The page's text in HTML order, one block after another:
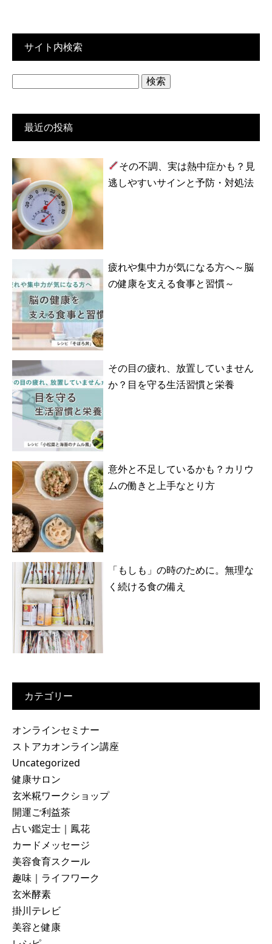
サイト内検索
最近の投稿
その不調、実は熱中症かも？見
逃しやすいサインと予防・対処法
疲れや集中力が気になる方へ～脳
の健康を支える食事と習慣～
その目の疲れ、放置していません
か？目を守る生活習慣と栄養
意外と不足しているかも？カリウ
ムの働きと上手なとり方
「もしも」の時のために。無理な
く続ける食の備え
カテゴリー
オンラインセミナー
ストアカオンライン講座
Uncategorized
健康サロン
玄米糀ワークショップ
開運ご利益茶
占い鑑定士｜鳳花
カードメッセージ
美容食育スクール
趣味｜ライフワーク
玄米酵素
掛川テレビ
美容と健康